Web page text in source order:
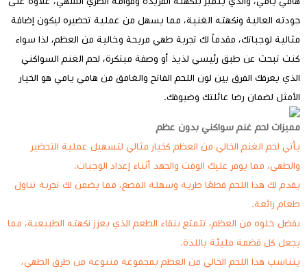
جودته العالية ونكهته الغنية، مما يسهل من عملية تحضيره ليكون إضافة
مثالية لوجباتك، مقدماً لك تجربة طهي مريحة وخالية من العظم، لذا سواء
كنت تبحث عن طبق رئيسي لذيذ أو وصفة مبتكرة، لحم الغنم السواكني
الذي يعرفك الفرق بين لون اللحم الفاتح والغامق من هامي يامي هو الخيار
الأمثل لضمان رضا عائلتك وضيوفك.
مميزات لحم غنم سواكني بدون عظم
يأتي لحم الغنم الخالي من العظم كخيار مثالي لتسهيل عملية التحضير
والطهي، مما يوفر عليك الوقت والجهد أثناء إعداد الوجبات.
يقدم لك هذا اللحم قطعًا طرية وسهلة المضغ، مما يضمن لك تجربة تناول
طعام رائعة.
بفضل خلوه من العظم، تتمتع بنقاء الطعم الذي يعزز نكهته الطبيعية، مما
يجعل كل قضمة مليئة باللذة.
يتناسب هذا اللحم الخالي من العظم بمجموعة متنوعة من طرق الطهي،